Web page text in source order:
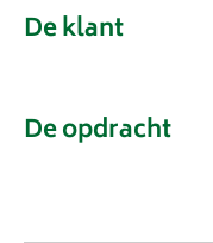
De klant
De opdracht